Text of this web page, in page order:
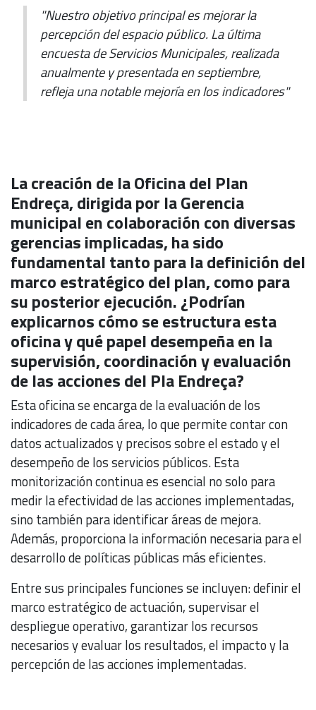
"Nuestro objetivo principal es mejorar la
percepción del espacio público. La última
encuesta de Servicios Municipales, realizada
anualmente y presentada en septiembre,
refleja una notable mejoría en los indicadores"
La creación de la Oficina del Plan
Endreça, dirigida por la Gerencia
municipal en colaboración con diversas
gerencias implicadas, ha sido
fundamental tanto para la definición del
marco estratégico del plan, como para
su posterior ejecución. ¿Podrían
explicarnos cómo se estructura esta
oficina y qué papel desempeña en la
supervisión, coordinación y evaluación
de las acciones del Pla Endreça?
Esta oficina se encarga de la evaluación de los
indicadores de cada área, lo que permite contar con
datos actualizados y precisos sobre el estado y el
desempeño de los servicios públicos. Esta
monitorización continua es esencial no solo para
medir la efectividad de las acciones implementadas,
sino también para identificar áreas de mejora.
Además, proporciona la información necesaria para el
desarrollo de políticas públicas más eficientes.
Entre sus principales funciones se incluyen: definir el
marco estratégico de actuación, supervisar el
despliegue operativo, garantizar los recursos
necesarios y evaluar los resultados, el impacto y la
percepción de las acciones implementadas.